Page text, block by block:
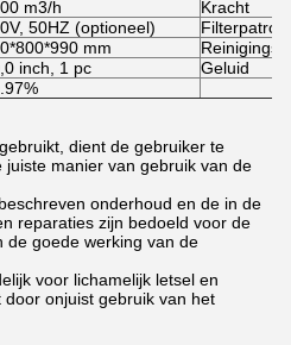
m3/h
Kracht
50HZ (optioneel)
mm
inch, 1 pc
Geluid
dient de gebruiker te
manier van gebruik van de
onderhoud en de in de
reparaties zijn bedoeld voor de
de goede werking van de
voor lichamelijk letsel en
onjuist gebruik van het